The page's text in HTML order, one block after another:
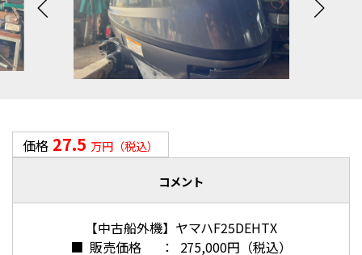
価格 27.5 万円（税込）
コメント
【中古船外機】ヤマハF25DEHTX
■ 販売価格 ： 275,000円（税込）